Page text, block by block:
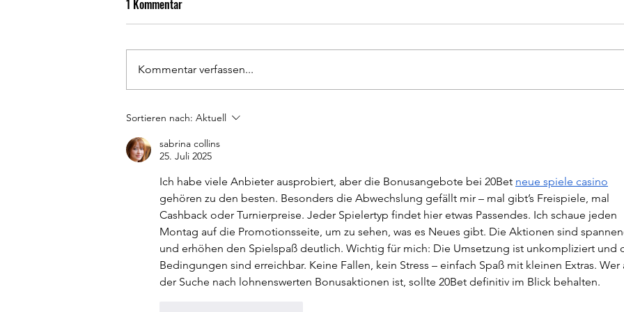
Langenalb/Feldrennach 1:2 (0:1)
Bei sommerlichen Temperaturen
entwickelte sich eine insgesamt
Fehlpässen geprägt war. Die SpG
schwer, klar
Schellbronn 1:0 (0:0)
Am 23. Spieltag empfing die SpG
Zum
1 Kommentar
Kommentar verfassen...
Sortieren nach: Aktuell
sabrina collins
25. Juli 2025
Ich habe viele Anbieter ausprobiert, aber die Bonusangebote bei 20Bet neue spiele casino
gehören zu den besten. Besonders die Abwechslung gefällt mir – mal gibt’s Freispiele, mal
Cashback oder Turnierpreise. Jeder Spielertyp findet hier etwas Passendes. Ich schaue jeden
Montag auf die Promotionsseite, um zu sehen, was es Neues gibt. Die Aktionen sind
und erhöhen den Spielspaß deutlich. Wichtig für mich: Die Umsetzung ist unkompliziert und
Bedingungen sind erreichbar. Keine Fallen, kein Stress – einfach Spaß mit kleinen Extras. Wer
der Suche nach lohnenswerten Bonusaktionen ist, sollte 20Bet definitiv im Blick behalten.